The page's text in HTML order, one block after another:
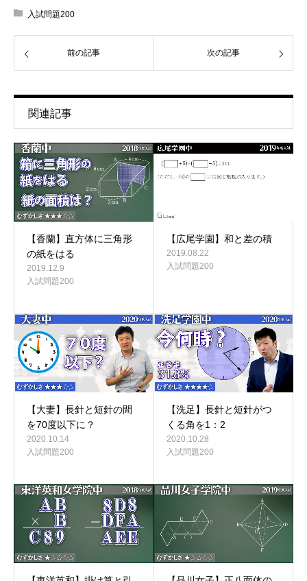
入試問題200
前の記事 次の記事
関連記事
【香蘭】直方体に三角形
の紙をはる
2019.12.9
入試問題200
【広尾学園】和と差の積
2019.08.22
入試問題200
【大妻】長針と短針の間
を70度以下に？
2020.10.14
入試問題200
【洗足】長針と短針がつ
くる角を1：2
2020.10.28
入試問題200